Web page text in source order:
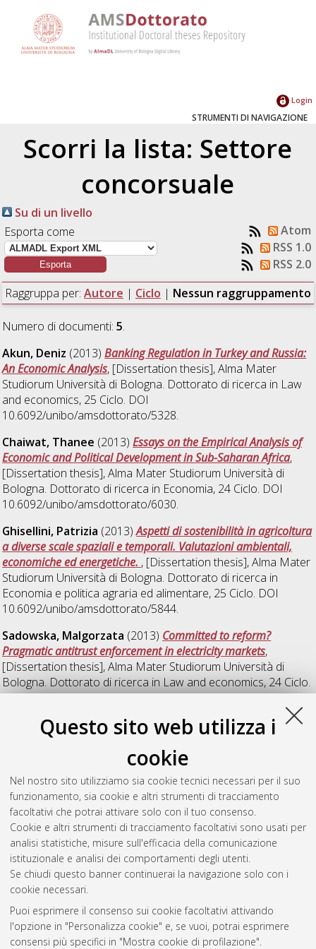
Questo sito web utilizza i
cookie
Nel nostro sito utilizziamo sia cookie tecnici necessari per il suo
funzionamento, sia cookie e altri strumenti di tracciamento
facoltativi che potrai attivare solo con il tuo consenso.
Cookie e altri strumenti di tracciamento facoltativi sono usati per
analisi statistiche, misure sull'efficacia della comunicazione
istituzionale e analisi dei comportamenti degli utenti.
Se chiudi questo banner continuerai la navigazione solo con i
cookie necessari.
Puoi esprimere il consenso sui cookie facoltativi attivando
l'opzione in "Personalizza cookie" e, se vuoi, potrai esprimere
consensi più specifici in "Mostra cookie di profilazione".
Login
STRUMENTI DI NAVIGAZIONE
Scorri la lista: Settore
concorsuale
Su di un livello
Esporta come
Atom
RSS 1.0
RSS 2.0
Raggruppa per: Autore | Ciclo | Nessun raggruppamento
Numero di documenti:5.
Akun, Deniz (2013)Banking Regulation in Turkey and Russia:
An Economic Analysis, [Dissertation thesis], Alma Mater
Studiorum Università di Bologna. Dottorato di ricerca in Law
and economics, 25 Ciclo. DOI
10.6092/unibo/amsdottorato/5328.
Chaiwat, Thanee (2013)Essays on the Empirical Analysis of
Economic and Political Development in Sub-Saharan Africa,
[Dissertation thesis], Alma Mater Studiorum Università di
Bologna. Dottorato di ricerca in Economia, 24 Ciclo. DOI
10.6092/unibo/amsdottorato/6030.
Ghisellini, Patrizia (2013)Aspetti di sostenibilità in agricoltura
a diverse scale spaziali e temporali. Valutazioni ambientali,
economiche ed energetiche. , [Dissertation thesis], Alma Mater
Studiorum Università di Bologna. Dottorato di ricerca in
Economia e politica agraria ed alimentare, 25 Ciclo. DOI
10.6092/unibo/amsdottorato/5844.
Sadowska, Malgorzata (2013) Committed to reform?
Pragmatic antitrust enforcement in electricity markets,
[Dissertation thesis], Alma Mater Studiorum Università di
Bologna. Dottorato di ricerca in Law and economics, 24 Ciclo.
DOI 10.6092/unibo/amsdottorato/5256.
Tagliapietra, Claudio(2013) A threshold hypothesis of
institutional change: collective action in the Italian Alps during
, [Dissertation thesis], Alma Mater
Studiorum Università di Bologna. Dottorato di ricerca in
and economics , 25 Ciclo. DOI
10.6092/unibo/amsdottorato/6173.
Questa lista e' stata generata il Thu Aug 6 20:38:24 2026
Atom
Rss 1.0
Rss 2.0